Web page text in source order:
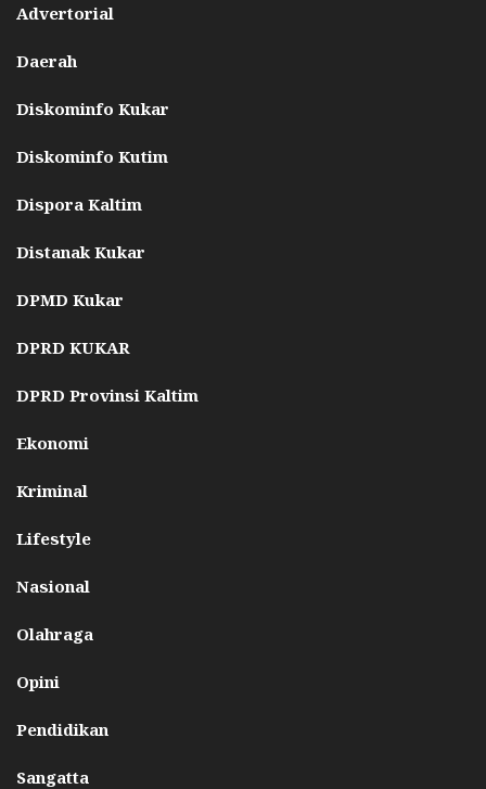
Advertorial
Daerah
Diskominfo Kukar
Diskominfo Kutim
Dispora Kaltim
Distanak Kukar
DPMD Kukar
DPRD KUKAR
DPRD Provinsi Kaltim
Ekonomi
Kriminal
Lifestyle
Nasional
Olahraga
Opini
Pendidikan
Sangatta